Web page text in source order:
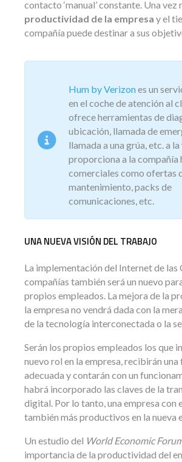
contacto ‘manual’ constante. Una vez
productividad de la empresa y el
compañía puede destinar a sus
Hum by Verizones un
en el coche de atención al
ofrece herramientas de
ubicación, llamada de
llamada a una grúa, etc. a
proporciona a la compañía
comerciales como ofertas
mantenimiento, packs de
comunicaciones, etc.
UNA NUEVA VISIÓN DEL TRABAJO
La implementación del Internet de las
compañías también será un nuevo
propios empleados. La mejora de la
la empresa no vendrá dada con la
de la tecnología interconectada o la
Serán los propios empleados los que
nuevo rol en la empresa, recibirán
adecuada y contarán con un
habrá incorporado las claves de la
digital. Por lo tanto, una empresa con
también más productivos en la nueva
Un estudio del World Economic
importancia de la productividad del